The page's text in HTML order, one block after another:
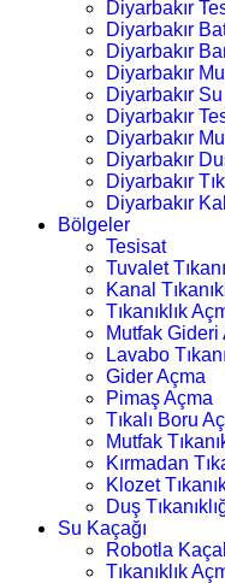
Diyarbakır
Diyarbakır
Diyarbakır
Diyarbakır
Diyarbakır
Diyarbakır
Diyarbakır
Diyarbakır
Diyarbakır
Diyarbakır
Bölgeler
Tesisat
Tuvalet
Kanal
Tıkanıklık
Mutfak Gideri
Lavabo
Gider Açma
Pimaş Açma
Tıkalı Boru
Mutfak
Kırmadan
Klozet
Duş
Su Kaçağı
Robotla
Tıkanıklık